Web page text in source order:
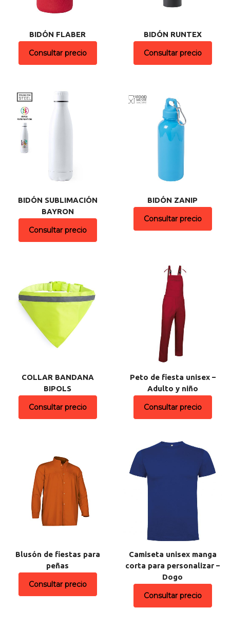
BIDÓN FLABER
Consultar precio
BIDÓN RUNTEX
Consultar precio
BIDÓN SUBLIMACIÓN
BAYRON
Consultar precio
BIDÓN ZANIP
Consultar precio
COLLAR BANDANA
BIPOLS
Consultar precio
Peto de fiesta unisex –
Adulto y niño
Consultar precio
Blusón de fiestas para
peñas
Consultar precio
Camiseta unisex manga
corta para personalizar –
Dogo
Consultar precio